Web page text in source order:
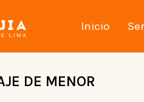
Inicio
DE MENOR